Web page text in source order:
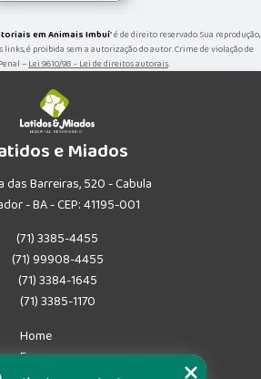
em Animais Imbuí" é de direito reservado. Sua reprodução,
é proibida sem a autorização do autor. Crime de violação de
–Lei 9610/98 - Lei de direitos autorais.
e Miados
das Barreiras, 520 - Cabula
- BA - CEP: 41195-001
(71) 3385-4455
(71) 99908-4455
(71) 3384-1645
(71) 3385-1170
Home
Empresa